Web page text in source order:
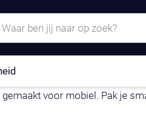
-
voor mobiel. Pak je